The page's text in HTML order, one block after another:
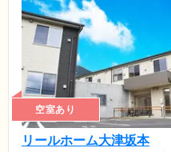
空室あり
リールホーム大津坂本